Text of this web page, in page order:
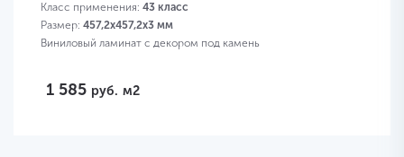
Класс применения: 43 класс
Размер: 457,2х457,2х3 мм
Виниловый ламинат с декором под камень
1 585 руб. м2